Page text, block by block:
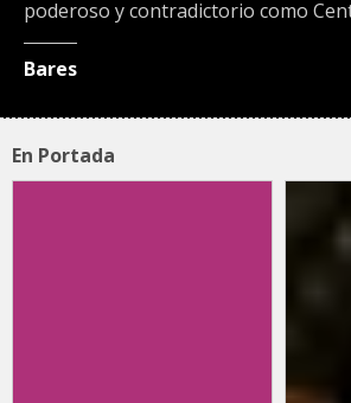
poderoso y contradictorio como
Bares
En Portada